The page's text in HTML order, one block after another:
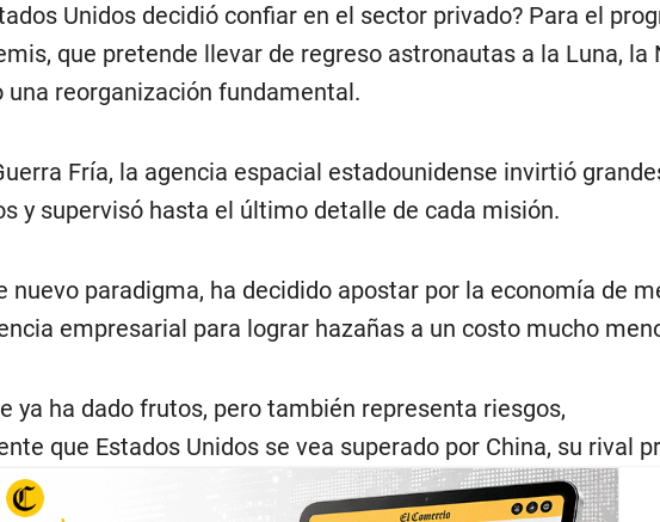
Unidos decidió confiar en el sector privado? Para el
que pretende llevar de regreso astronautas a la Luna, la
una reorganización fundamental.
Fría, la agencia espacial estadounidense invirtió
y supervisó hasta el último detalle de cada misión.
nuevo paradigma, ha decidido apostar por la economía de
empresarial para lograr hazañas a un costo mucho
ya ha dado frutos, pero también representa riesgos,
que Estados Unidos se vea superado por China, su rival